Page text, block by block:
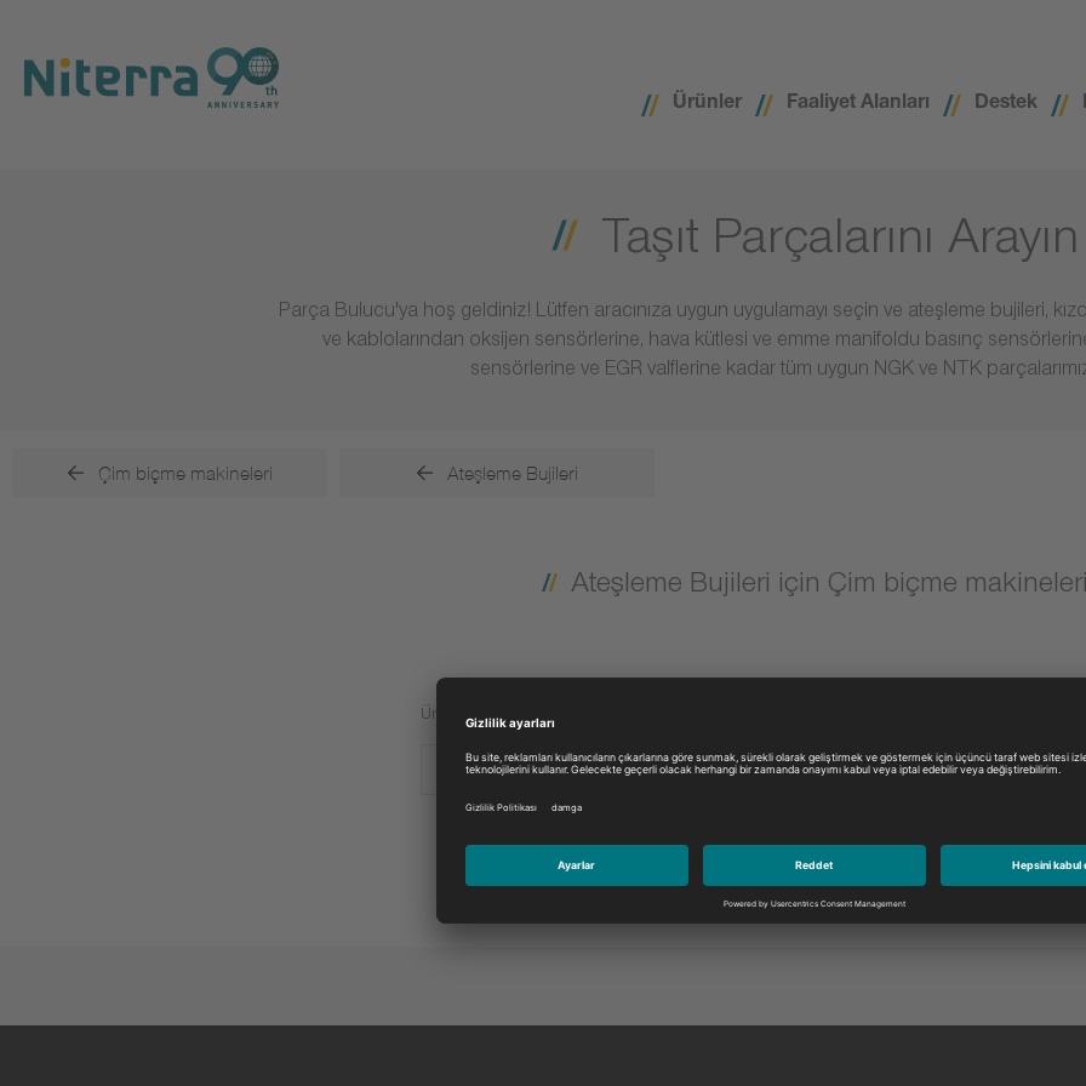
main
navigation
main
content
footer
Ürünler
Faaliyet Alanları Destek
Taşıt Parçalarını Arayın
Parça Bulucu'ya hoş geldiniz! Lütfen aracınıza uygun uygulamayı seçin ve ateşleme bujileri,
ve kablolarından oksijen sensörlerine, hava kütlesi ve emme manifoldu basınç
sensörlerine ve EGR valflerine kadar tüm uygun NGK ve NTK
Çim biçme makineleri Ateşleme Bujileri
Ateşleme Bujileri için Çim biçme
Üretici:
Lütfen seçin